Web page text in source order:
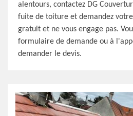
alentours, contactez DG
fuite de toiture et demandez
gratuit et ne vous engage pas.
formulaire de demande ou à
demander le devis.